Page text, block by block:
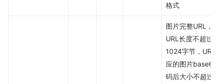
格式
图片完整URL，
URL长度不超过
1024字节，URL
应的图片base64
码后大小不超过